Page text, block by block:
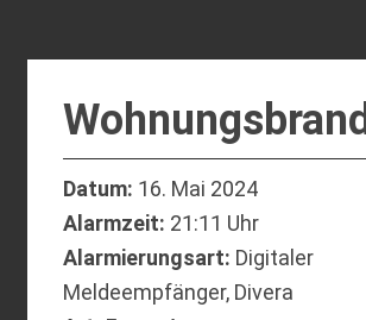
Wohnungsbrand
Datum: 16. Mai 2024
Alarmzeit: 21:11 Uhr
Alarmierungsart: Digitaler
Meldeempfänger, Divera